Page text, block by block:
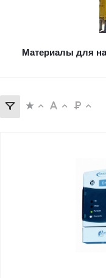
Материалы для